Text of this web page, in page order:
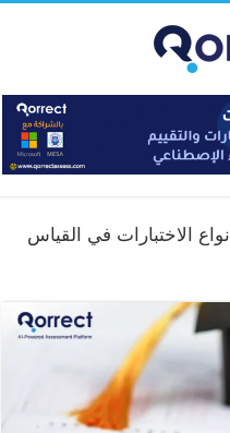
أنواع الاختبارات في القياس